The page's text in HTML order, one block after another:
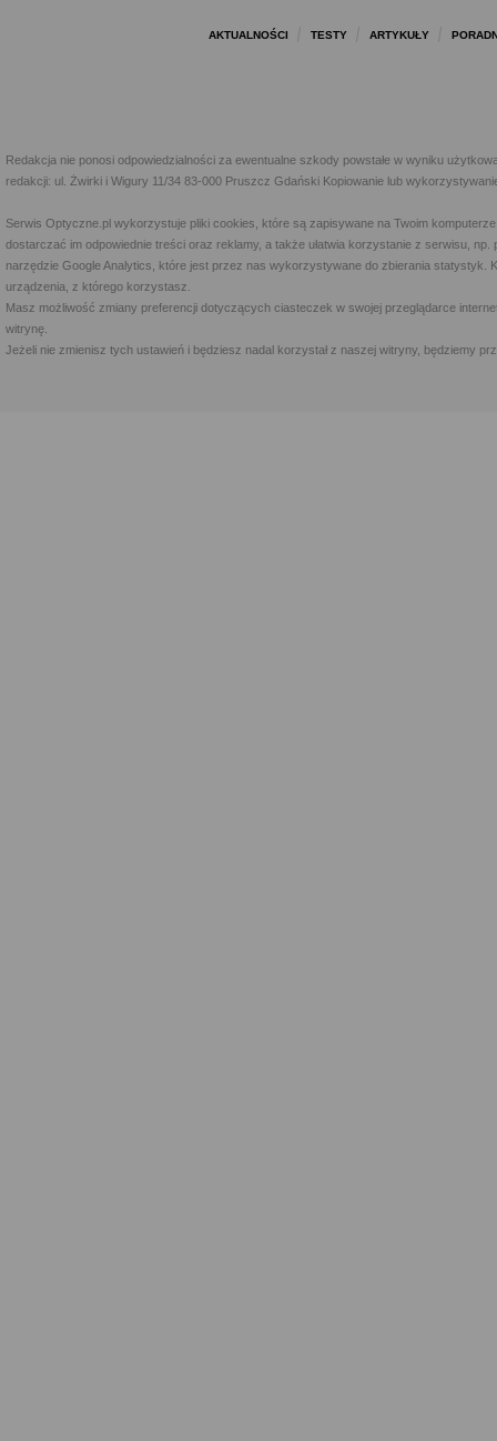
AKTUALNOŚCI TESTY ARTYKUŁY
Redakcja nie ponosi odpowiedzialności za ewentualne szkody powstałe w wyniku
redakcji: ul. Żwirki i Wigury 11/34 83-000 Pruszcz Gdański Kopiowanie lub
Serwis Optyczne.pl wykorzystuje pliki cookies, które są zapisywane na Twoim
dostarczać im odpowiednie treści oraz reklamy, a także ułatwia korzystanie z serwisu,
narzędzie Google Analytics, które jest przez nas wykorzystywane do zbierania statystyk.
urządzenia, z którego korzystasz.
Masz możliwość zmiany preferencji dotyczących ciasteczek w swojej przeglądarce
witrynę.
Jeżeli nie zmienisz tych ustawień i będziesz nadal korzystał z naszej witryny, będziemy